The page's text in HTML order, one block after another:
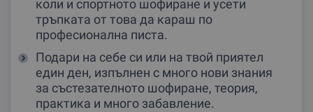
коли и спортното шофиране и усети
тръпката от това да караш по
професионална писта.
Подари на себе си или на твой приятел
един ден, изпълнен с много нови знания
за състезателното шофиране, теория,
практика и много забавление.